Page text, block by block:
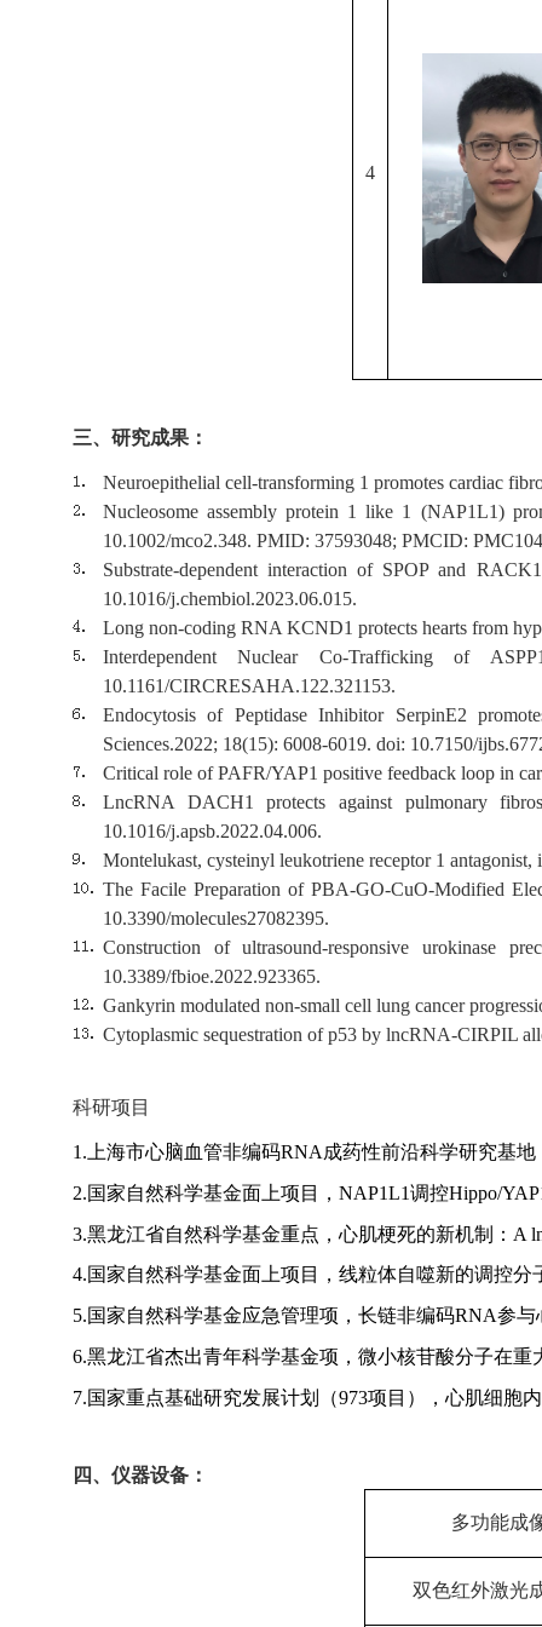
4
三、研究成果：
Neuroepithelial cell-transforming 1 promotes cardiac
Nucleosome assembly protein 1 like 1 (NAP1L1)
10.1002/mco2.348. PMID: 37593048; PMCID:
Substrate-dependent interaction of SPOP and
10.1016/j.chembiol.2023.06.015.
Long non-coding RNA KCND1 protects hearts from
Interdependent Nuclear Co-Trafficking of
10.1161/CIRCRESAHA.122.321153.
Endocytosis of Peptidase Inhibitor SerpinE2
Sciences.2022; 18(15): 6008-6019. doi: 10.7150/
Critical role of PAFR/YAP1 positive feedback loop in
LncRNA DACH1 protects against pulmonary
10.1016/j.apsb.2022.04.006.
Montelukast, cysteinyl leukotriene receptor 1
The Facile Preparation of PBA-GO-CuO-Modified
10.3390/molecules27082395.
Construction of ultrasound-responsive urokinase
10.3389/fbioe.2022.923365.
Gankyrin modulated non-small cell lung cancer
Cytoplasmic sequestration of p53 by lncRNA-CIRPIL
科研项目
1. 上海市心脑血管非编码RNA 成药性前沿科学研究基
2.国家自然科学基金面上项目， NAP1L1调控Hippo/
3.黑龙江省自然科学基金重点，心肌梗死的新机制： A
4.国家自然科学基金面上项目，线粒体自噬新的调控分
5.国家自然科学基金应急管理项，长链非编码RNA参与
6.黑龙江省杰出青年科学基金项，微小核苷酸分子在重
7.国家重点基础研究发展计划（973项目），心肌细胞
四、仪器设备：
多功能成
双色红外激光